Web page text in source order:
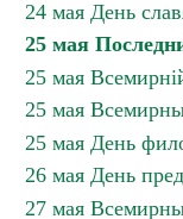
24 мая День
25 мая
25 мая
25 мая
25 мая День
26 мая День
27 мая